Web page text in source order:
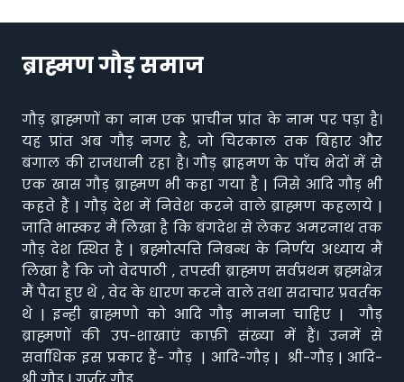
ब्राह्मण गौड़ समाज
गौड़ ब्राह्मणों का नाम एक प्राचीन प्रांत के नाम पर पड़ा है।
यह प्रांत अब गौड़ नगर है, जो चिरकाल तक बिहार और
बंगाल की राजधानी रहा है। गौड़ ब्राहमण के पाँच भेदों में से
एक खास गौड़ ब्राह्मण भी कहा गया है | जिसे आदि गौड़ भी
कहते हैं | गौड़ देश में निवेश करने वाले ब्राह्मण कहलाये |
जाति भास्कर मैं लिखा है कि बंगदेश से लेकर अमरनाथ तक
गौड़ देश स्थित है | ब्रह्मोत्पत्ति निबन्ध के निर्णय अध्याय मैं
लिखा है कि जो वेदपाठी , तपस्वी ब्राह्मण सर्वप्रथम ब्रह्मक्षेत्र
मैं पैदा हुए थे , वेद के धारण करने वाले तथा सदाचार प्रवर्तक
थे | इन्ही ब्राह्मणो को आदि गौड़ मानना चाहिए | गौड़
ब्राह्मणों की उप-शाखाएं काफ़ी संख्या में हैं। उनमें से
सर्वाधिक इस प्रकार हैं- गौड़ | आदि-गौड़ | श्री-गौड़ | आदि-